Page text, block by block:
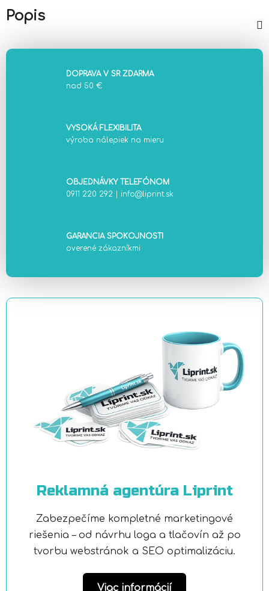
Popis
DOPRAVA V SR ZDARMA
nad 50 €
VYSOKÁ FLEXIBILITA
výroba nálepiek na mieru
OBJEDNÁVKY TELEFÓNOM
0911 220 292
info@liprint.sk
GARANCIA SPOKOJNOSTI
overené zákazníkmi
Reklamná agentúra Liprint
Zabezpečíme kompletné marketingové
riešenia – od návrhu loga a tlačovín až po
tvorbu webstránok a SEO optimalizáciu.
Viac informácií